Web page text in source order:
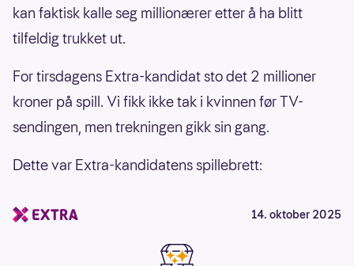
kan faktisk kalle seg millionærer etter å ha blitt
tilfeldig trukket ut.
For tirsdagens Extra-kandidat sto det 2 millioner
kroner på spill. Vi fikk ikke tak i kvinnen før TV-
sendingen, men trekningen gikk sin gang.
Dette var Extra-kandidatens spillebrett:
14. oktober 2025